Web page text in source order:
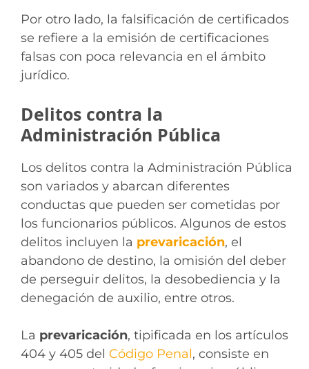
Por otro lado, la falsificación de certificados
se refiere a la emisión de certificaciones
falsas con poca relevancia en el ámbito
jurídico.
Delitos contra la
Administración Pública
Los delitos contra la Administración Pública
son variados y abarcan diferentes
conductas que pueden ser cometidas por
los funcionarios públicos. Algunos de estos
delitos incluyen la prevaricación, el
abandono de destino, la omisión del deber
de perseguir delitos, la desobediencia y la
denegación de auxilio, entre otros.
La prevaricación, tipificada en los artículos
404 y 405 del Código Penal, consiste en